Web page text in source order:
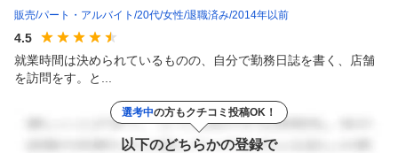
販売 パート・アルバイト 20代 女性 退職済み 2014年以前
4.5
就業時間は決められているものの、自分で勤務日誌を書く、店舗
を訪問をす。と...
選考中の方もクチコミ投稿OK！
以下のどちらかの登録で